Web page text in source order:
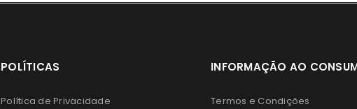
POLÍTICAS
Política de Privacidade
INFORMAÇÃO AO
Termos e Condições